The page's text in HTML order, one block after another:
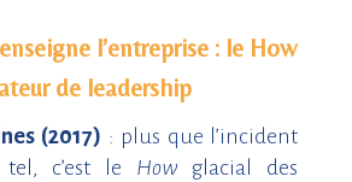
l’entreprise : le How
de leadership
(2017) : plus que l’incident
c’est le Howglacial des